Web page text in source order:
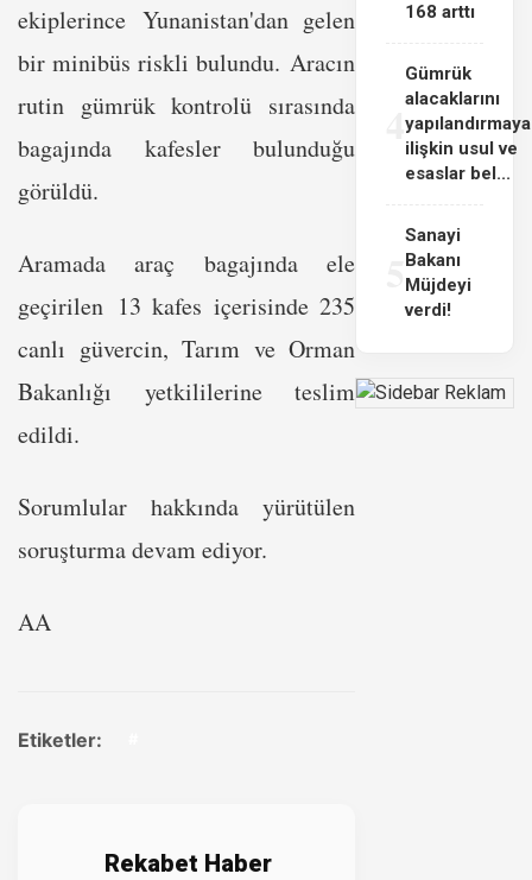
ekiplerince Yunanistan'dan gelen
bir minibüs riskli bulundu. Aracın
rutin gümrük kontrolü sırasında
bagajında kafesler bulunduğu
görüldü.
Aramada araç bagajında ele
geçirilen 13 kafes içerisinde 235
canlı güvercin, Tarım ve Orman
Bakanlığı yetkililerine teslim
edildi.
Sorumlular hakkında yürütülen
soruşturma devam ediyor.
AA
Etiketler:
Rekabet Haber
168 arttı
4
Gümrük
alacaklarını
yapılandırmaya
ilişkin usul ve
esaslar bel...
Sanayi
Bakanı
Müjdeyi
verdi!